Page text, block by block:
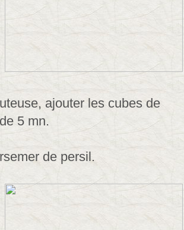
ajouter les cubes de
5 mn.
de persil.